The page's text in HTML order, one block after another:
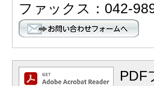
ファックス：042-
PDF